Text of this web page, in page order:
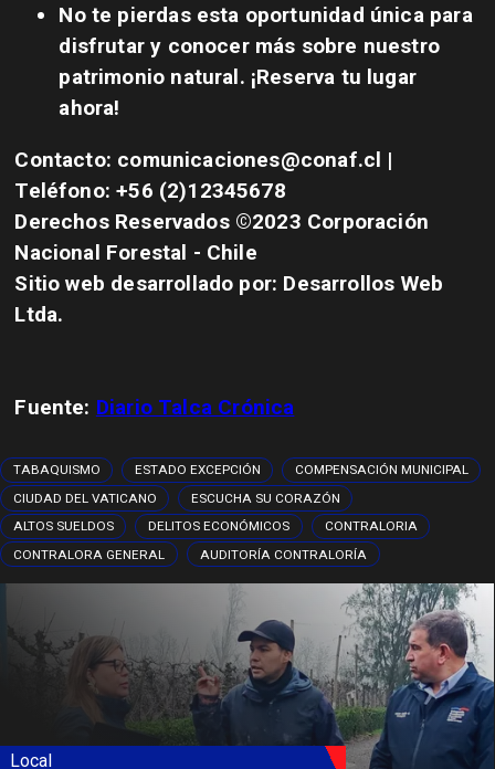
No te pierdas esta oportunidad única para
disfrutar y conocer más sobre nuestro
patrimonio natural. ¡Reserva tu lugar
ahora!
Contacto: comunicaciones@conaf.cl |
Teléfono: +56 (2)12345678
Derechos Reservados ©2023 Corporación
Nacional Forestal - Chile
Sitio web desarrollado por: Desarrollos Web
Ltda.
Fuente: Diario Talca Crónica
TABAQUISMO ESTADO EXCEPCIÓN
COMPENSACIÓN MUNICIPAL
CIUDAD DEL VATICANO
ESCUCHA SU CORAZÓN
ALTOS SUELDOS
DELITOS ECONÓMICOS
CONTRALORIA
CONTRALORA GENERAL
AUDITORÍA CONTRALORÍA
Local